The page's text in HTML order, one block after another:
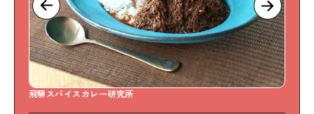
飛騨スパイスカレー研究所